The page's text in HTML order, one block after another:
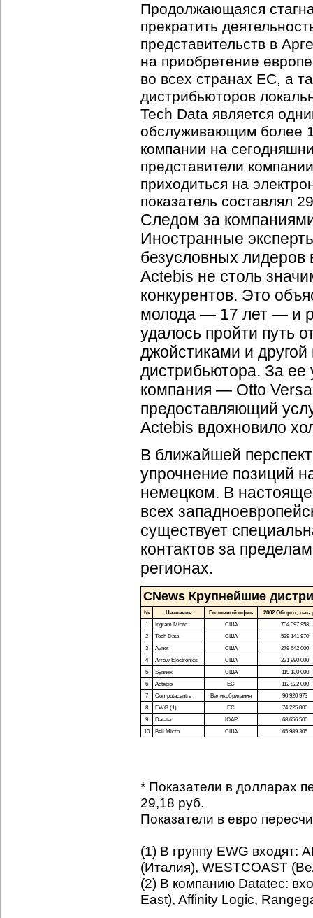
Продолжающаяся
прекратить
представительств в
на приобретение
во всех странах ЕС, а
дистрибьюторов
Tech Data является
обслуживающим более
компании на
представители
приходиться на
показатель составлял
Следом за
Иностранные
безусловных лидеров
Actebis не столь
конкурентов. Это
молода — 17 лет — и
удалось пройти путь
джойстиками и
дистрибьютора. За ее
компания — Otto
предоставляющий
Actebis вдохновило
В ближайшей
упрочнение позиций
немецком. В
всех
существует
контактов за
регионах.
CNews Крупнейшие
№ Название Головной офис
2002 Оборот, тыс.
1
Ingram Micro США
704 097 958
2
Tech Data США
539 141 970
3
Avnet США
279 642 000
4
Arrow Electronics США
231 990 000
5
Synnex США
119 130 000
6
Actebis ЕС
112 822 000
7
Computacentre Великобритания
90 920 973
8
EWG (1) ЕС
74 225 000
9
Datatec ЮАР
68 656 500
10
Bell Micro США 65 989 305
* Показатели в долларах
29,18 руб.
Показатели в евро
(1) В группу EWG входят:
(Италия), WESTCOAST
(2) В компанию Datatec:
East), Affinity Logic,